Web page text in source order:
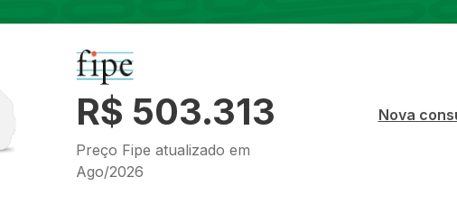
R$ 503.313
Preço Fipe atualizado em
Ago/2026
Nova